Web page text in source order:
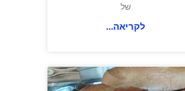
של
לקריאה...